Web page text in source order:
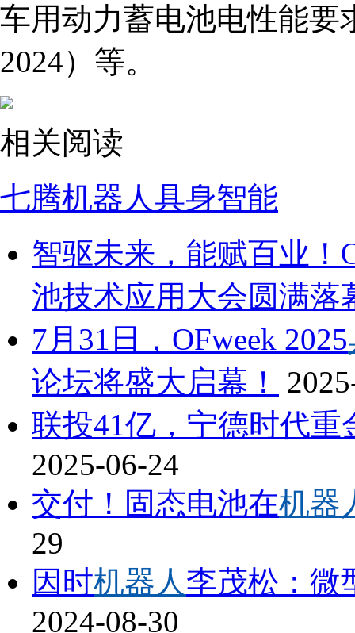
车用动力蓄电池电性能要
2024）等。
相关阅读
七腾机器人具身智能
智驱未来，能赋百业！
池技术应用大会圆满落
7月31日，OFweek 2025
论坛将盛大启幕！
联投41亿，宁德时代重
2025-06-24
交付！固态电池在机器
29
因时机器人李茂松：微
2024-08-30